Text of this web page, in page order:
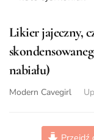
Likier jajeczny,
nabiału)
Modern Cavegirl
Przejdź